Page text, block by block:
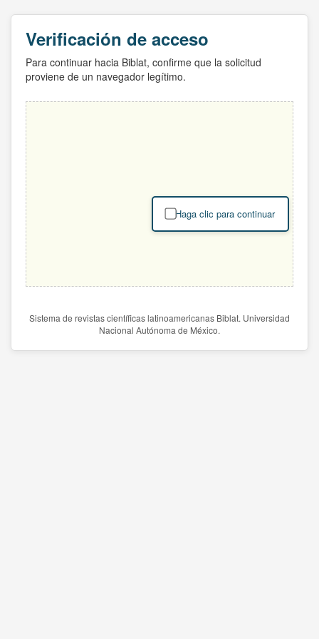
Verificación de acceso
Para continuar hacia Biblat, confirme que la solicitud
proviene de un navegador legítimo.
Haga clic para continuar
Sistema de revistas científicas latinoamericanas Biblat. Universidad
Nacional Autónoma de México.